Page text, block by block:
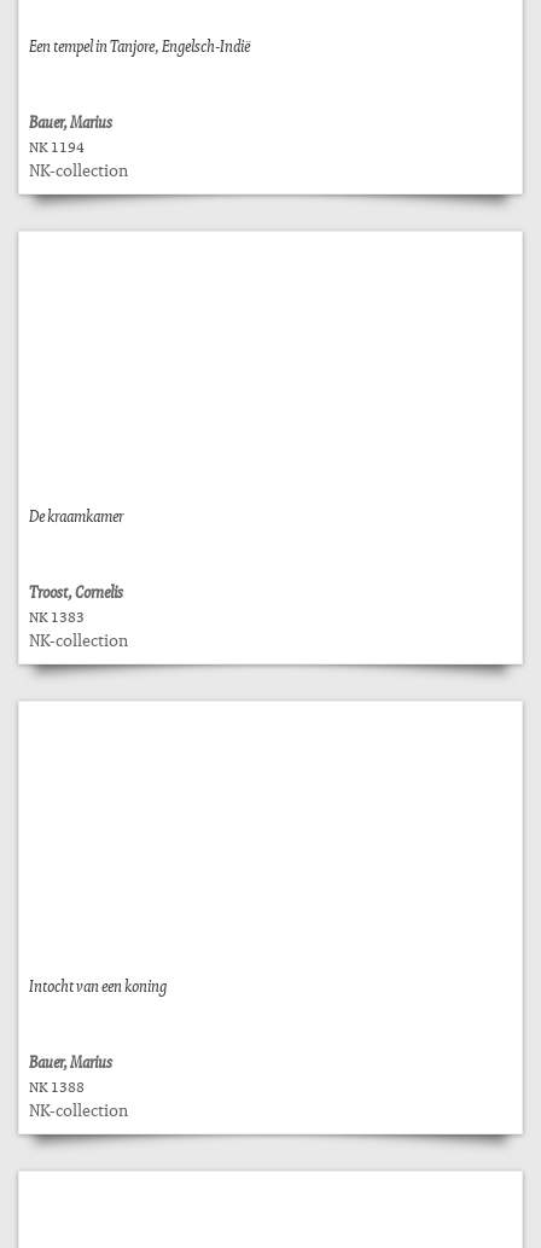
Een tempel in Tanjore, Engelsch-Indië
Bauer, Marius
NK 1194
NK-collection
De kraamkamer
Troost, Cornelis
NK 1383
NK-collection
Intocht van een koning
Bauer, Marius
NK 1388
NK-collection